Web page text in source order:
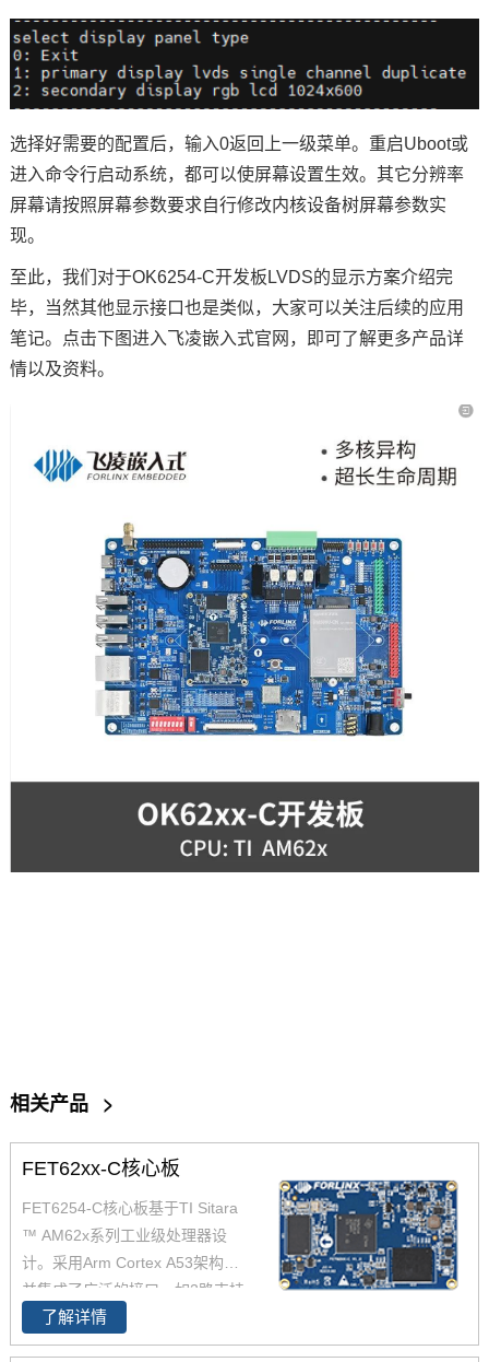
选择好需要的配置后，输入0返回上一级菜单。重启Uboot或
进入命令行启动系统，都可以使屏幕设置生效。其它分辨率
屏幕请按照屏幕参数要求自行修改内核设备树屏幕参数实
现。
至此，我们对于OK6254-C开发板LVDS的显示方案介绍完
毕，当然其他显示接口也是类似，大家可以关注后续的应用
笔记。点击下图进入飞凌嵌入式官网，即可了解更多产品详
情以及资料。
相关产品 >
FET62xx-C核心板
FET6254-C核心板基于TI Sitara
™ AM62x系列工业级处理器设
计。采用Arm Cortex A53架构，
并集成了广泛的接口，如2路支持
TSN的千兆以太网、USB 2.0CA
N-FD，AM6254核心板兼容AM6
了解详情